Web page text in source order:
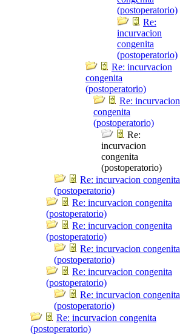
(postoperatorio)
Re:
incurvacion
congenita
(postoperatorio)
Re: incurvacion
congenita
(postoperatorio)
Re: incurvacion
congenita
(postoperatorio)
Re:
incurvacion
congenita
(postoperatorio)
Re: incurvacion congenita
(postoperatorio)
Re: incurvacion congenita
(postoperatorio)
Re: incurvacion congenita
(postoperatorio)
Re: incurvacion congenita
(postoperatorio)
Re: incurvacion congenita
(postoperatorio)
Re: incurvacion congenita
(postoperatorio)
Re: incurvacion congenita
(postoperatorio)